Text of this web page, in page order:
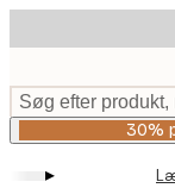
to
content.
Søg efter
30%
▸